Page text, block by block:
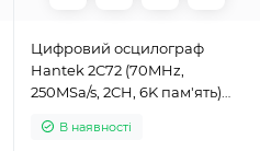
Цифровий осцилограф
Hantek 2C72 (70MHz,
250MSa/s, 2CH, 6K пам'ять)
В наявності